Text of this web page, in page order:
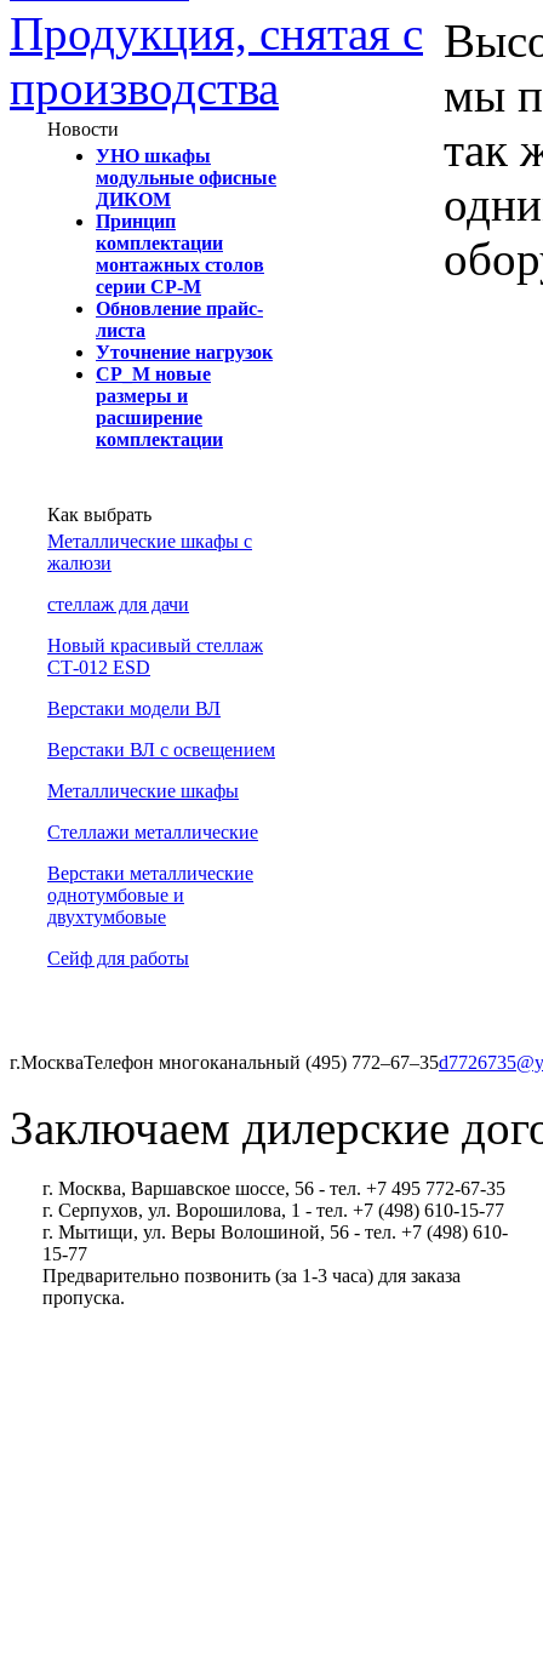
Продукция, снятая с
производства
Новости
УНО шкафы
модульные офисные
ДИКОМ
Принцип
комплектации
монтажных столов
серии СР-М
Обновление прайс-
листа
Уточнение нагрузок
СР_М новые
размеры и
расширение
комплектации
Как выбрать
Металлические шкафы с
жалюзи
cтеллаж для дачи
Новый красивый стеллаж
СТ-012 ESD
Верстаки модели ВЛ
Верстаки ВЛ с освещением
Металлические шкафы
Стеллажи металлические
Верстаки металлические
однотумбовые и
двухтумбовые
Сейф для работы
мы
так
г.МоскваТелефон многоканальный (495) 772‒67‒35
Заключаем дилерские
г. Москва, Варшавское шоссе, 56 - тел. +7 495 772-67-35
г. Серпухов, ул. Ворошилова, 1 - тел. +7 (498) 610-15-77
г. Мытищи, ул. Веры Волошиной, 56 - тел. +7 (498) 610-
15-77
Предварительно позвонить (за 1-3 часа) для заказа
пропуска.